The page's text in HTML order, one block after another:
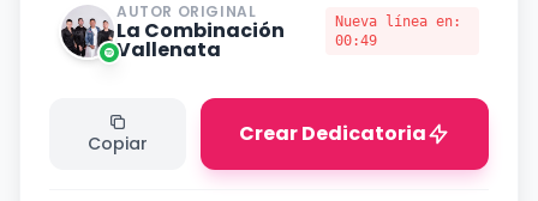
AUTOR ORIGINAL
La Combinación
Vallenata
Nueva línea en:
00:49
Copiar Crear Dedicatoria